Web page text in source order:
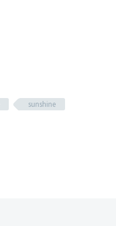
sunshine